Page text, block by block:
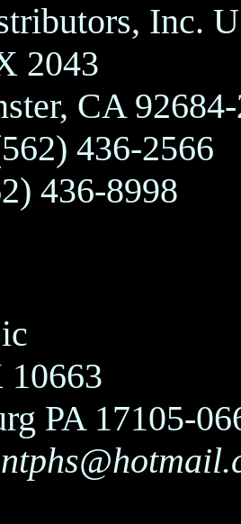
Inc.
2043
CA
436-2566
436-8998
PA 17105-